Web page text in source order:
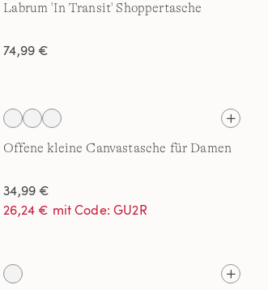
Labrum 'In Transit' Shoppertasche
74,99 €
Offene kleine Canvastasche für Damen
34,99 €
26,24 € mit Code: GU2R